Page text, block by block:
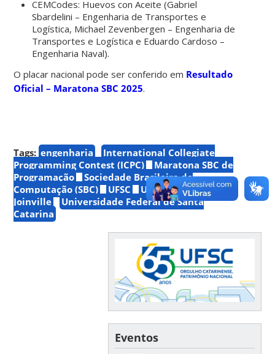
CEMCodes: Huevos con Aceite (Gabriel
Sbardelini – Engenharia de Transportes e
Logística, Michael Zevenbergen – Engenharia de
Transportes e Logística e Eduardo Cardoso –
Engenharia Naval).
O placar nacional pode ser conferido em Resultado
Oficial – Maratona SBC 2025.
Tags: engenharia
International Collegiate
Programming Contest (ICPC)
Maratona SBC de
Programação
Sociedade Brasileira de
Computação (SBC)
UFSC
UFSC
Joinville
Universidade Federal de Santa
Catarina
Eventos